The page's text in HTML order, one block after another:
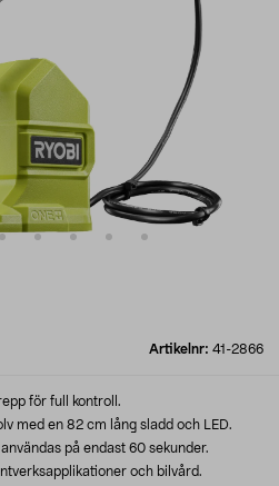
Artikelnr: 41-2866
för full kontroll.
med en 82 cm lång sladd och LED.
på endast 60 sekunder.
och bilvård.